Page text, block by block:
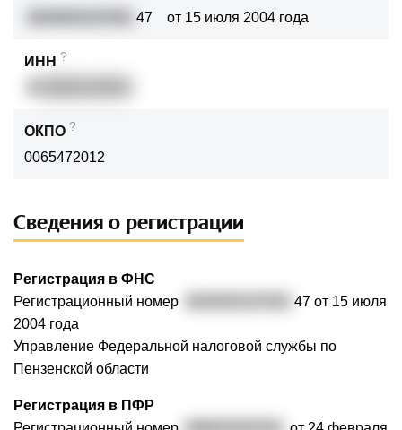
47 от 15 июля 2004 года
ИНН ?
ОКПО ?
0065472012
Сведения о регистрации
Регистрация в ФНС
Регистрационный номер
47 от 15 июля
2004 года
Управление Федеральной налоговой службы по
Пензенской области
Регистрация в ПФР